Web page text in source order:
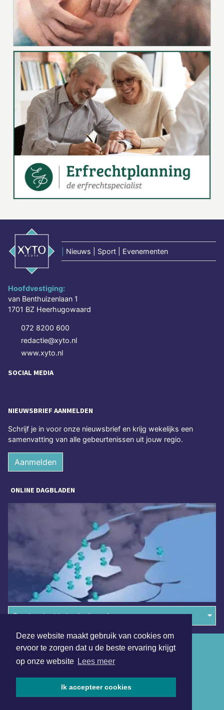
Deze website maakt gebruik van cookies om
ervoor te zorgen dat u de beste ervaring krijgt
op onze website Lees meer
Ik accepteer cookies
Nieuws | Sport | Evenementen
Hoofdvestiging:
van Benthuizenlaan 1
1701 BZ Heerhugowaard
072 8200 600
redactie@xyto.nl
www.xyto.nl
SOCIAL MEDIA
NIEUWSBRIEF AANMELDEN
Schrijf je in voor onze nieuwsbrief en krijg wekelijks een
samenvatting van alle gebeurtenissen uit jouw regio.
Aanmelden
ONLINE DAGBLADEN
Overige dagbladen in de regio
Algemene voorwaarden
Disclaimer